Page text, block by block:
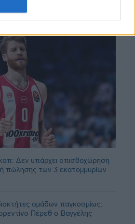
Δεν υπάρχει οπισθοχώρηση
πώλησης των 3 εκατομμυρίων
ομάδων παγκοσμίως:
Πέρεθ ο Βαγγέλης